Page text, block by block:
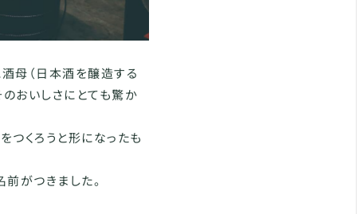
母（日本酒を醸造する
のおいしさにとても驚か
くろうと形になったも
がつきました。